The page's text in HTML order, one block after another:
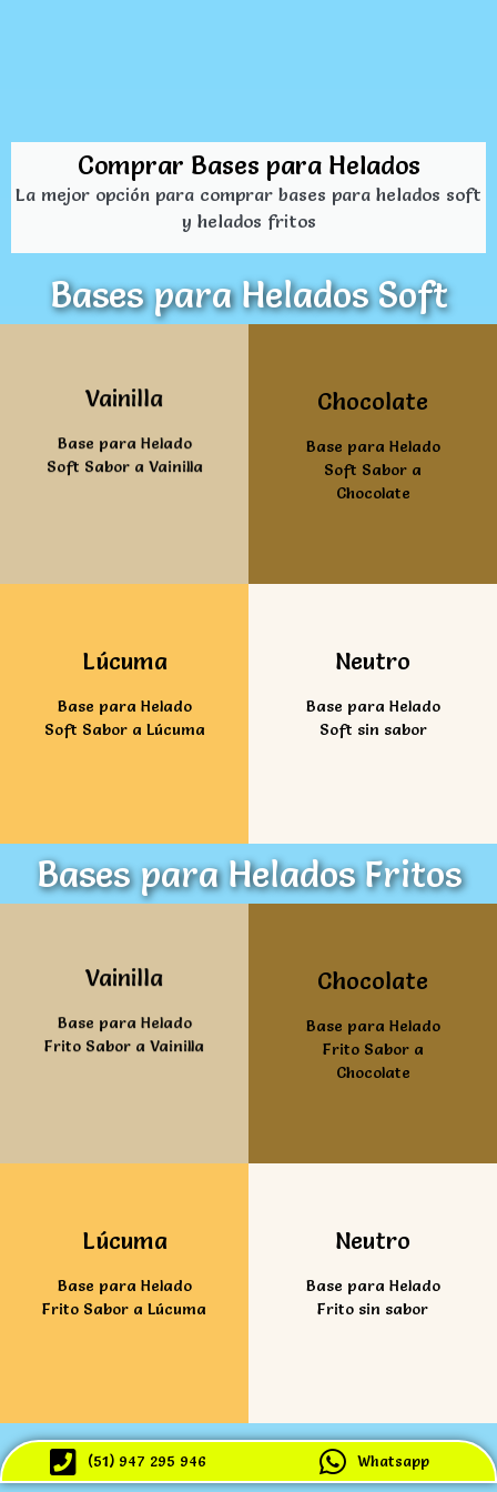
Comprar Bases para Helados
La mejor opción para comprar bases para helados soft
y helados fritos
Bases para Helados Soft
Vainilla
Base para Helado
Soft Sabor a Vainilla
Ver mas Chocolate
Base para Helado
Soft Sabor a
Chocolate
Lúcuma
Base para Helado
Soft Sabor a Lúcuma
Neutro
Base para Helado
Soft sin sabor
Bases para Helados Fritos
Vainilla
Base para Helado
Frito Sabor a Vainilla
Ver mas Chocolate
Base para Helado
Frito Sabor a
Chocolate
Lúcuma
Base para Helado
Frito Sabor a Lúcuma
Neutro
Base para Helado
Frito sin sabor
(51) 947 295 946 Whatsapp